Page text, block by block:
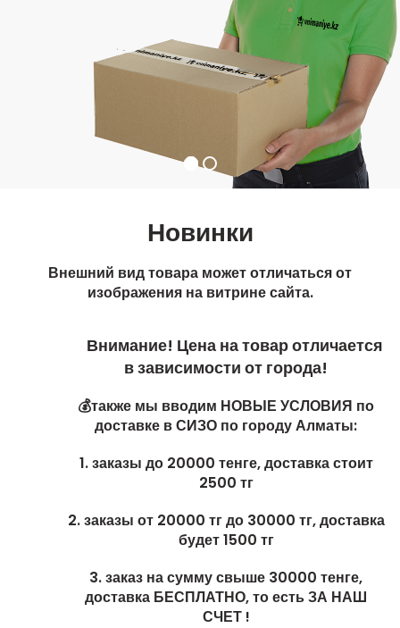
Новинки
Внешний вид товара может отличаться от
изображения на витрине сайта.
Внимание! Цена на товар отличается
в зависимости от города!
💰также мы вводим НОВЫЕ УСЛОВИЯ по
доставке в СИЗО по городу Алматы:
1. заказы до 20000 тенге, доставка стоит
2500 тг
2. заказы от 20000 тг до 30000 тг, доставка
будет 1500 тг
3. заказ на сумму свыше 30000 тенге,
доставка БЕСПЛАТНО, то есть ЗА НАШ
СЧЕТ !